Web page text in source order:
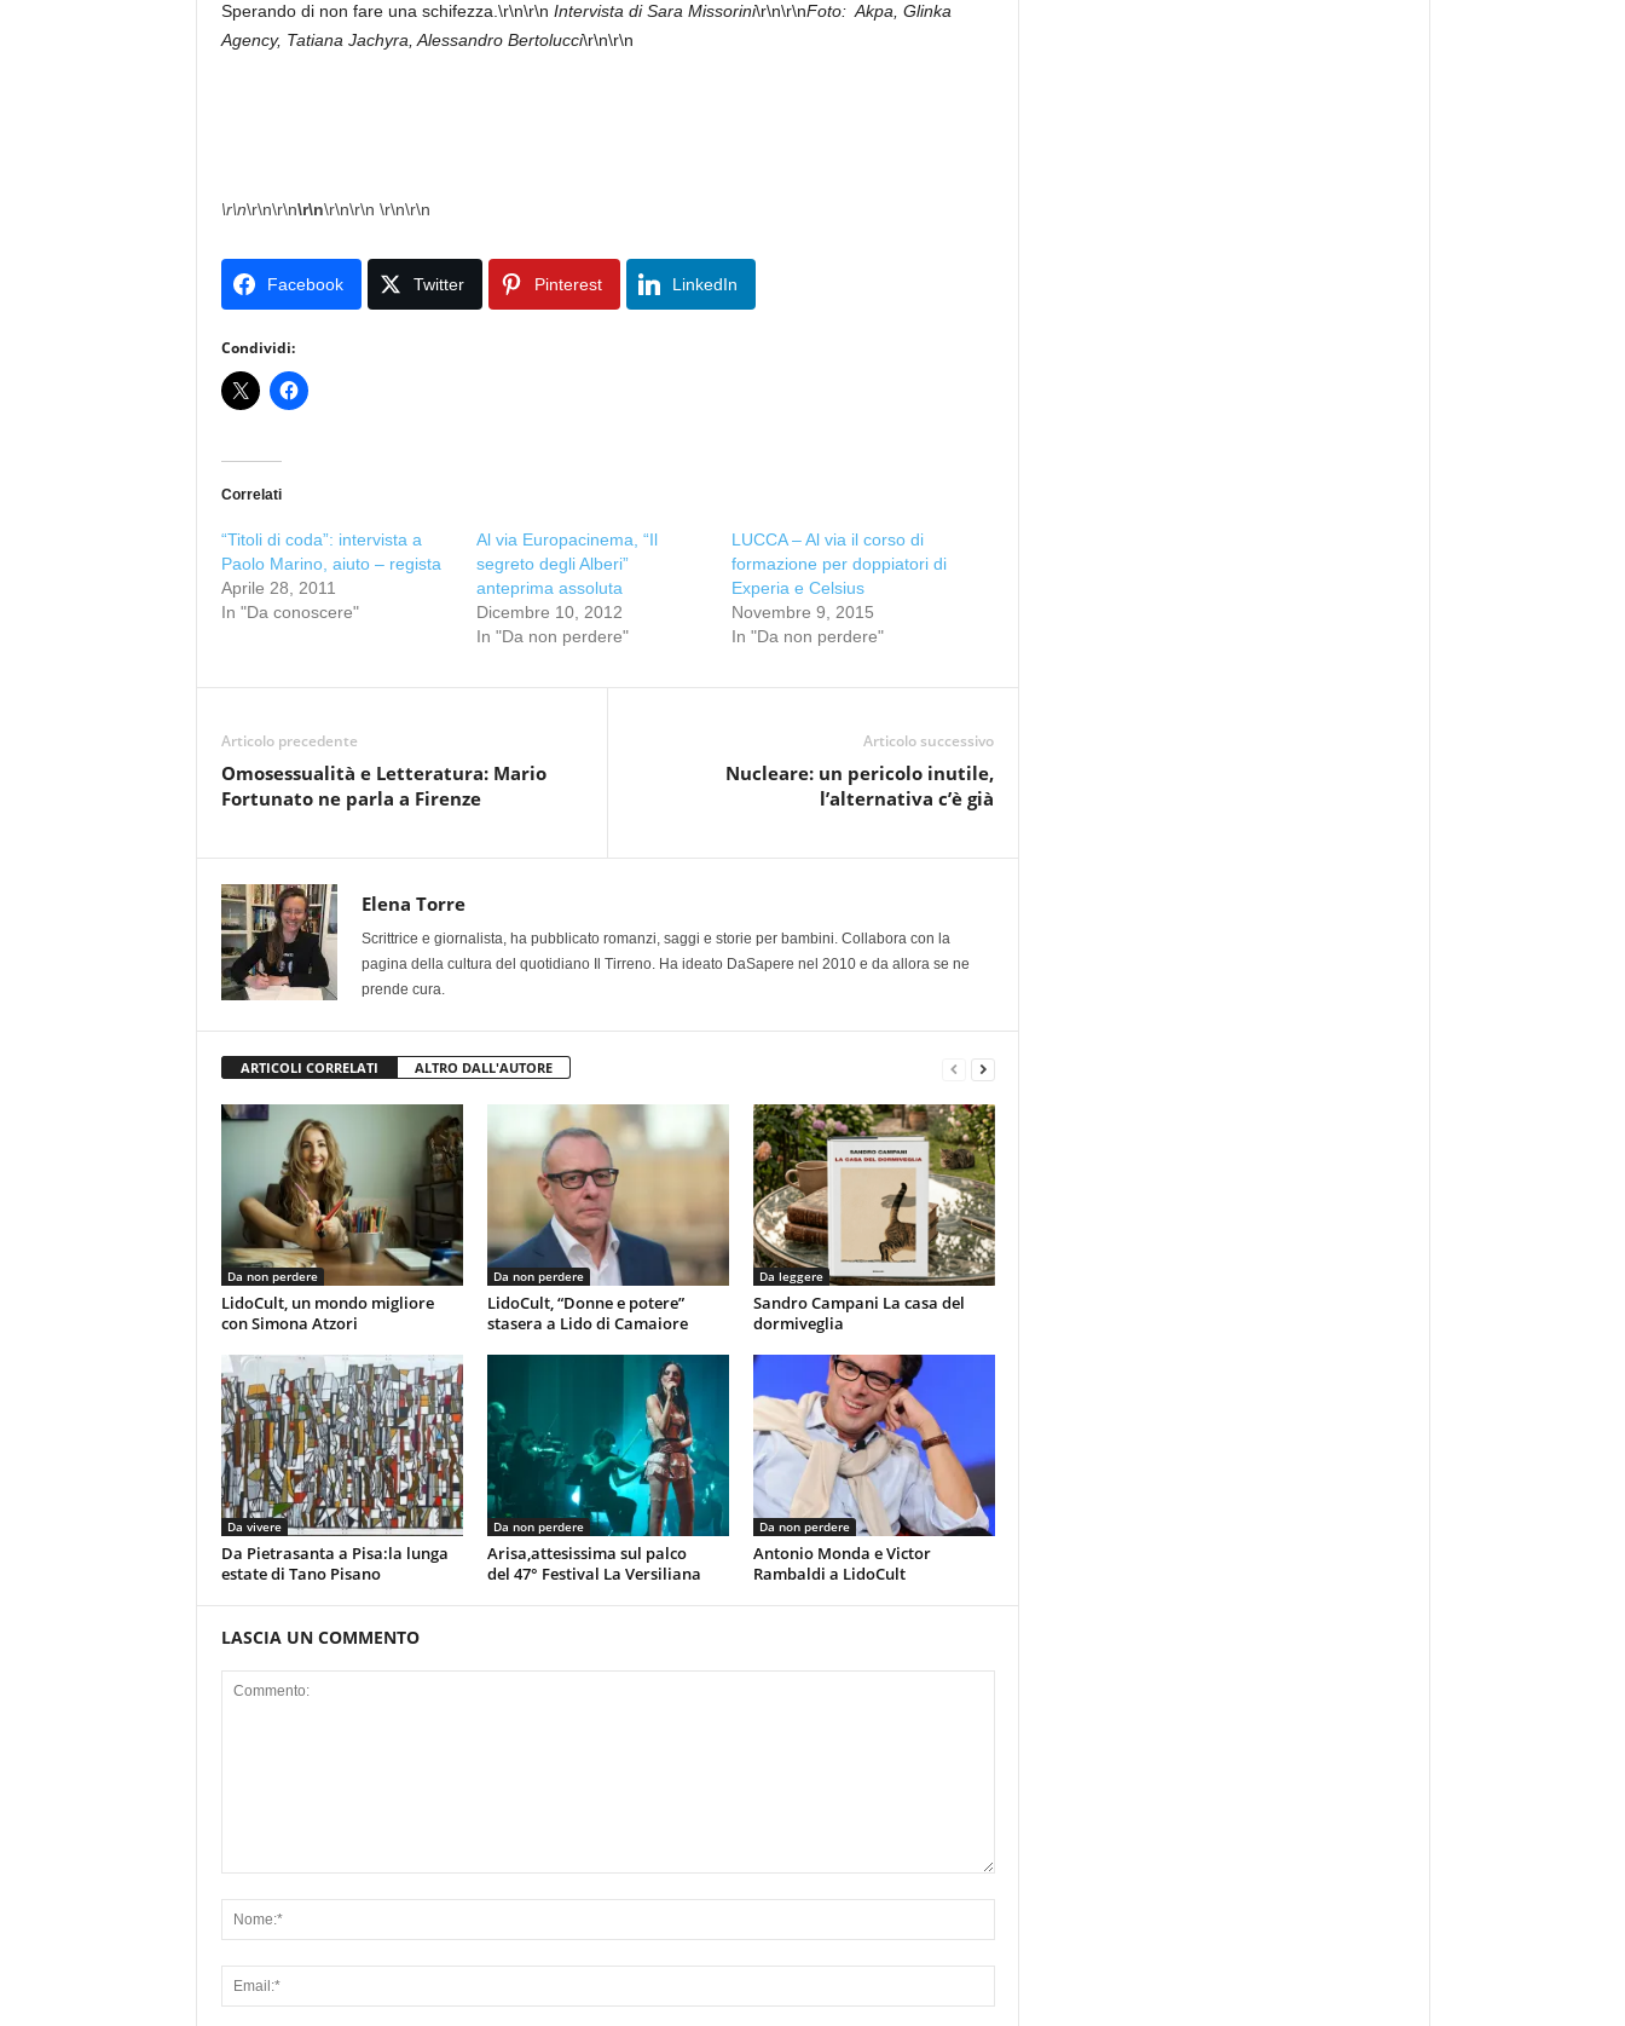
Sperando di non fare una schifezza.\r\n\r\n Intervista di Sara Missorini\r\n\r\nFoto: Akpa, Glinka
Agency, Tatiana Jachyra, Alessandro Bertolucci\r\n\r\n
\r\n\r\n\r\n\r\n\r\n\r\n \r\n\r\n
Facebook Twitter Pinterest LinkedIn
Condividi:
Correlati
“Titoli di coda”: intervista a
Paolo Marino, aiuto – regista
Aprile 28, 2011
In "Da conoscere"
Al via Europacinema, “Il
segreto degli Alberi”
anteprima assoluta
Dicembre 10, 2012
In "Da non perdere"
LUCCA – Al via il corso di
formazione per doppiatori di
Experia e Celsius
Novembre 9, 2015
In "Da non perdere"
Articolo precedente
Omosessualità e Letteratura: Mario
Fortunato ne parla a Firenze
Articolo successivo
Nucleare: un pericolo inutile,
l’alternativa c’è già
Elena Torre
Scrittrice e giornalista, ha pubblicato romanzi, saggi e storie per bambini. Collabora con la
pagina della cultura del quotidiano Il Tirreno. Ha ideato DaSapere nel 2010 e da allora se ne
prende cura.
ARTICOLI CORRELATI ALTRO DALL'AUTORE
Da non perdere
LidoCult, un mondo migliore
con Simona Atzori
Da non perdere
LidoCult, “Donne e potere”
stasera a Lido di Camaiore
Da leggere
Sandro Campani La casa del
dormiveglia
Da vivere
Da Pietrasanta a Pisa:la lunga
estate di Tano Pisano
Da non perdere
Arisa,attesissima sul palco
del 47° Festival La Versiliana
Da non perdere
Antonio Monda e Victor
Rambaldi a LidoCult
LASCIA UN COMMENTO